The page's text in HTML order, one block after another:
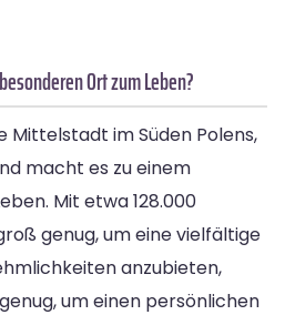
Ort zum Leben?
Mittelstadt im Süden Polens,
macht es zu einem
Mit etwa 128.000
genug, um eine vielfältige
anzubieten,
um einen persönlichen